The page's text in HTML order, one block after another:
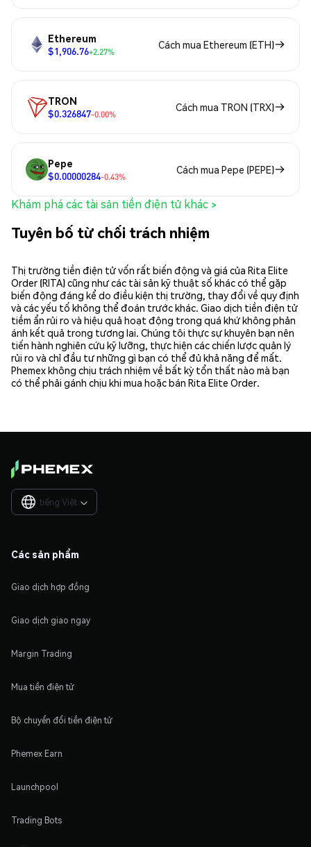
Ethereum
$1,906.76+2.27%
Cách mua Ethereum (ETH)
TRON
$0.326847-0.00%
Cách mua TRON (TRX)
Pepe
$0.00000284-0.43%
Cách mua Pepe (PEPE)
Khám phá các tài sản tiền điện tử khác >
Tuyên bố từ chối trách nhiệm
Thị trường tiền điện tử vốn rất biến động và giá của Rita Elite
Order (RITA) cũng như các tài sản kỹ thuật số khác có thể gặp
biến động đáng kể do điều kiện thị trường, thay đổi về quy định
và các yếu tố không thể đoán trước khác. Giao dịch tiền điện tử
tiềm ẩn rủi ro và hiệu quả hoạt động trong quá khứ không phản
ánh kết quả trong tương lai. Chúng tôi thực sự khuyên bạn nên
tiến hành nghiên cứu kỹ lưỡng, thực hiện các chiến lược quản lý
rủi ro và chỉ đầu tư những gì bạn có thể đủ khả năng để mất.
Phemex không chịu trách nhiệm về bất kỳ tổn thất nào mà bạn
có thể phải gánh chịu khi mua hoặc bán Rita Elite Order.
tiếng Việt 
Các sản phẩm
Giao dịch hợp đồng
Giao dịch giao ngay
Margin Trading
Mua tiền điện tử
Bộ chuyển đổi tiền điện tử
Phemex Earn
Launchpool
Trading Bots